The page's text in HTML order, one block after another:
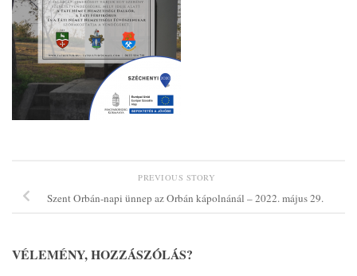
PREVIOUS STORY
Szent Orbán-napi ünnep az Orbán kápolnánál – 2022. május 29.
VÉLEMÉNY, HOZZÁSZÓLÁS?